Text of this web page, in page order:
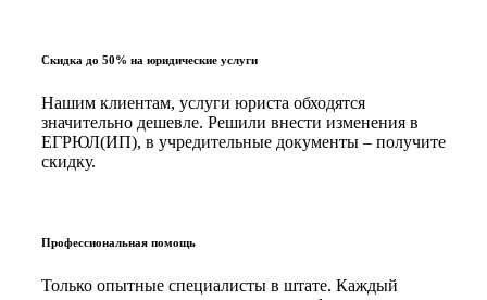
Скидка до 50% на юридические услуги
Нашим клиентам, услуги юриста обходятся
значительно дешевле. Решили внести изменения в
ЕГРЮЛ(ИП), в учредительные документы – получите
скидку.
Профессиональная помощь
Только опытные специалисты в штате. Каждый